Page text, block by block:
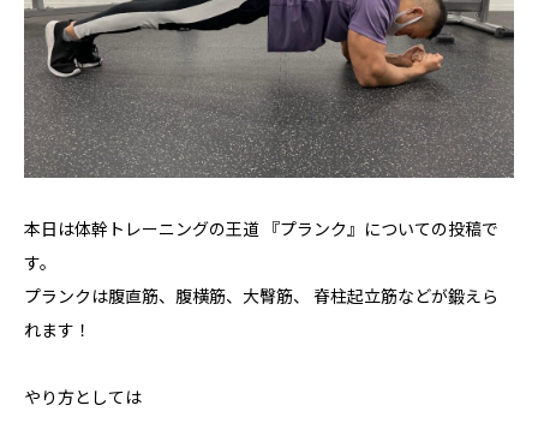
本日は体幹トレーニングの王道 『プランク』についての投稿で
す。
プランクは腹直筋、腹横筋、大臀筋、 脊柱起立筋などが鍛えら
れます！
やり方としては